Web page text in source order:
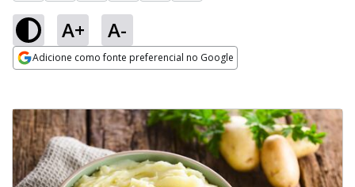
A+ A-
Adicione como fonte preferencial no Google